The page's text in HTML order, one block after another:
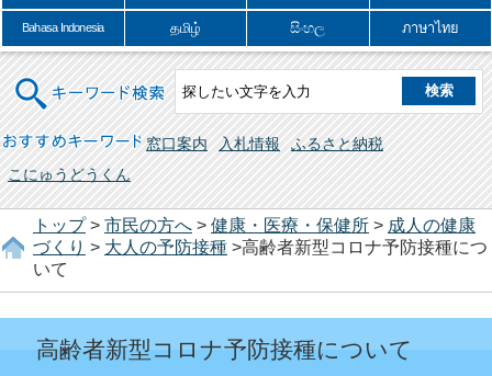
Bahasa Indonesia தமிழ் සිංහල ภาษาไทย
キーワード検索
おすすめキーワード 窓口案内 入札情報
ふるさと納税
こにゅうどうくん
トップ> 市民の方へ > 健康・医療・保健所 > 成人の健康
づくり > 大人の予防接種 >高齢者新型コロナ予防接種につ
いて
高齢者新型コロナ予防接種について